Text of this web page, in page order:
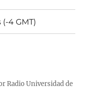
4 GMT)
Radio Universidad de